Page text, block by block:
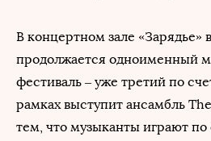
В концертном зале «Зарядье»
продолжается одноименный
фестиваль – уже третий по
рамках выступит ансамбль
тем, что музыканты играют